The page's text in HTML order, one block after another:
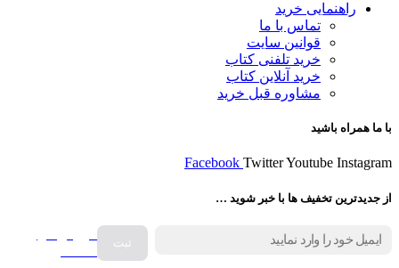
راهنمایی خرید
تماس با ما
قوانین سایت
خرید تلفنی کتاب
خرید آنلاین کتاب
مشاوره قبل خرید
با ما همراه باشید
Facebook TwitterYoutube Instagram
از جدیدترین تخفیف ها با خبر شوید …
فروش انواع